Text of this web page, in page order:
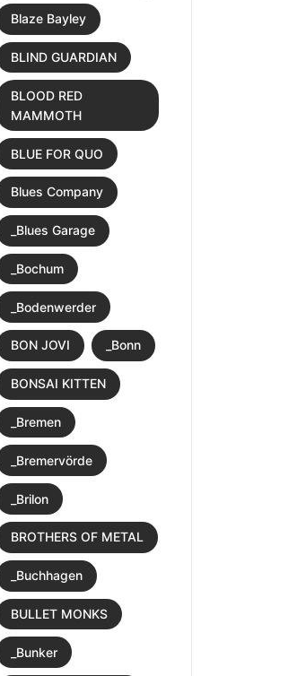
Blaze Bayley
BLIND GUARDIAN
BLOOD RED
MAMMOTH
BLUE FOR QUO
Blues Company
_Blues Garage
_Bochum
_Bodenwerder
BON JOVI _Bonn
BONSAI KITTEN
_Bremen
_Bremervörde
_Brilon
BROTHERS OF METAL
_Buchhagen
BULLET MONKS
_Bunker